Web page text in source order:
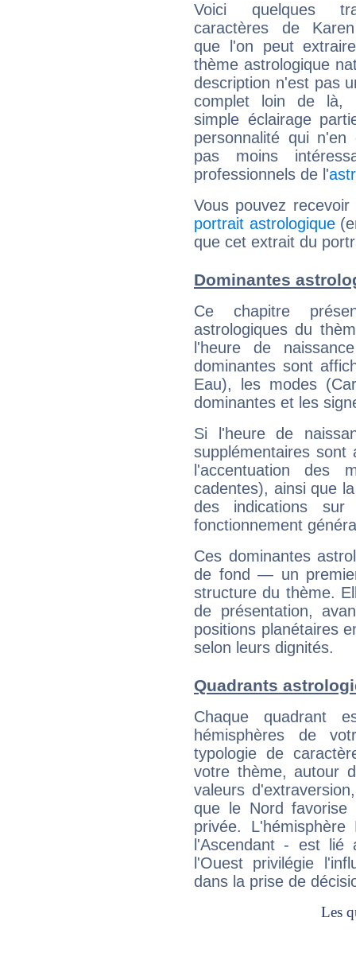
Voici quelques
caractères de
que l'on peut
thème astrologique
description n'est pas
complet loin de là,
simple éclairage
personnalité qui n'en
pas moins
professionnels de l'
Vous pouvez
portrait astrologique
que cet extrait du
Dominantes
Ce chapitre
astrologiques du
l'heure de
dominantes sont
Eau), les modes
dominantes et les
Si l'heure de
supplémentaires sont
l'accentuation des
cadentes), ainsi que
des indications sur
fonctionnement
Ces dominantes
de fond — un
structure du thème.
de présentation,
positions planétaires
selon leurs dignités.
Quadrants
Chaque quadrant
hémisphères de
typologie de
votre thème, autour
valeurs
que le Nord favorise
privée.
l'Ascendant - est
l'Ouest privilégie
dans la prise de